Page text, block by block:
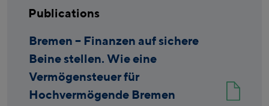
Publications
Bremen – Finanzen auf sichere
Beine stellen. Wie eine
Vermögensteuer für
Hochvermögende Bremen